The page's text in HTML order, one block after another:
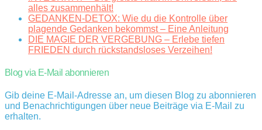
alles zusammenhält!
GEDANKEN-DETOX: Wie du die Kontrolle über
plagende Gedanken bekommst – Eine Anleitung
DIE MAGIE DER VERGEBUNG – Erlebe tiefen
FRIEDEN durch rückstandsloses Verzeihen!
Blog via E-Mail abonnieren
Gib deine E-Mail-Adresse an, um diesen Blog zu abonnieren
und Benachrichtigungen über neue Beiträge via E-Mail zu
erhalten.